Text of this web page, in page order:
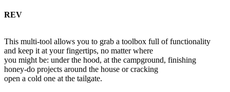
REV
This multi-tool allows you to grab a toolbox full of functionality
and keep it at your fingertips, no matter where
you might be: under the hood, at the campground, finishing
honey-do projects around the house or cracking
open a cold one at the tailgate.